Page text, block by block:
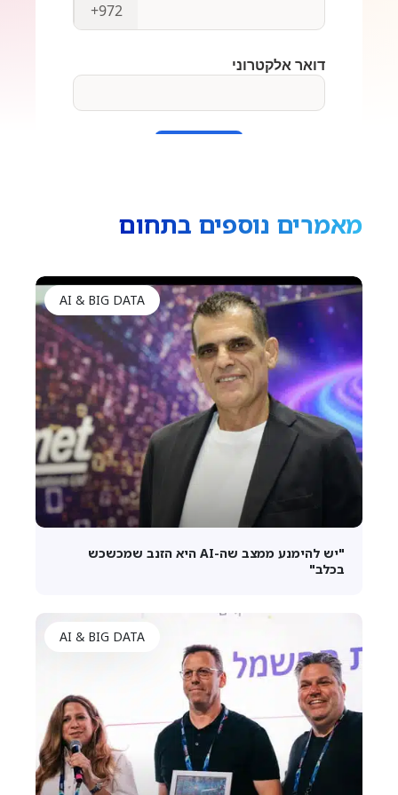
מאמרים נוספים בתחום
AI & BIG DATA
"יש להימנע ממצב שה-AI היא הזנב שמכשכש
בכלב"
AI & BIG DATA